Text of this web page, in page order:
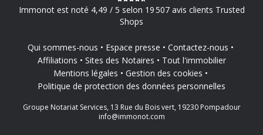
Immonot est noté 4,49 / 5 selon 19 507 avis clients Trusted
Shops
Qui sommes-nous Espace presse
Contactez-nous
Affiliations
Sites des Notaires
Tout l'immobilier
Mentions légales
Gestion des cookies
Politique de protection des données personnelles
Groupe Notariat Services, 13 Rue du Bois vert, 19230 Pompadour
info@immonot.com